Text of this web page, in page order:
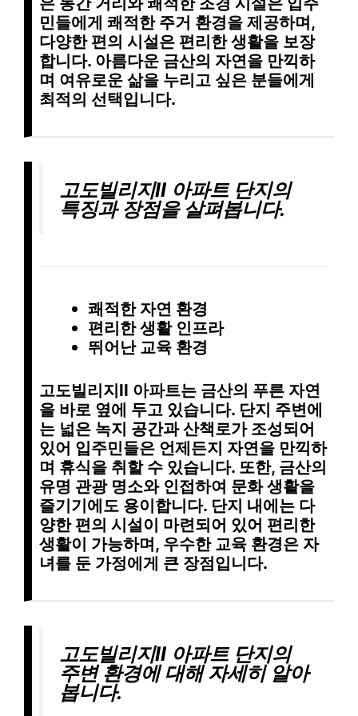
민들에게 쾌적한 주거 환경을 제공하며,
다양한 편의 시설은 편리한 생활을 보장
합니다. 아름다운 금산의 자연을 만끽하
며 여유로운 삶을 누리고 싶은 분들에게
최적의 선택입니다.
고도빌리지II 아파트 단지의
특징과 장점을 살펴봅니다.
쾌적한 자연 환경
편리한 생활 인프라
뛰어난 교육 환경
고도빌리지II 아파트는 금산의 푸른 자연
을 바로 옆에 두고 있습니다. 단지 주변에
는 넓은 녹지 공간과산책로가 조성되어
있어 입주민들은 언제든지 자연을 만끽하
며 휴식을 취할 수 있습니다. 또한, 금산의
유명 관광 명소와 인접하여 문화 생활을
즐기기에도 용이합니다. 단지 내에는 다
양한 편의 시설이 마련되어 있어 편리한
생활이 가능하며, 우수한 교육 환경은 자
녀를 둔 가정에게 큰 장점입니다.
고도빌리지II 아파트 단지의
주변 환경에 대해 자세히 알아
봅니다.